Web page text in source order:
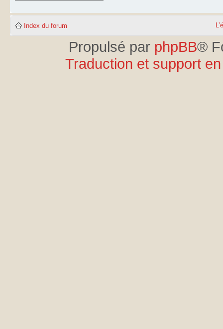
Index du forum
Propulsé par phpBB®
Traduction et support